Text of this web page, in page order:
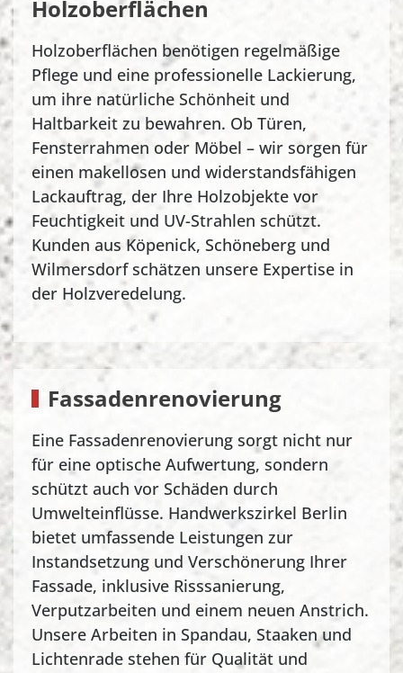
Holzoberflächen
Holzoberflächen benötigen regelmäßige
Pflege und eine professionelle Lackierung,
um ihre natürliche Schönheit und
Haltbarkeit zu bewahren. Ob Türen,
Fensterrahmen oder Möbel – wir sorgen für
einen makellosen und widerstandsfähigen
Lackauftrag, der Ihre Holzobjekte vor
Feuchtigkeit und UV-Strahlen schützt.
Kunden aus Köpenick, Schöneberg und
Wilmersdorf schätzen unsere Expertise in
der Holzveredelung.
Fassadenrenovierung
Eine Fassadenrenovierung sorgt nicht nur
für eine optische Aufwertung, sondern
schützt auch vor Schäden durch
Umwelteinflüsse. Handwerkszirkel Berlin
bietet umfassende Leistungen zur
Instandsetzung und Verschönerung Ihrer
Fassade, inklusive Risssanierung,
Verputzarbeiten und einem neuen Anstrich.
Unsere Arbeiten in Spandau, Staaken und
Lichtenrade stehen für Qualität und